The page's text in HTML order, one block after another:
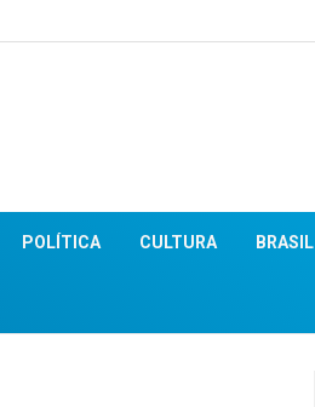
POLÍTICA CULTURA BRASIL